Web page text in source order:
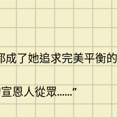
了她追求完美平衡
恩人從眾……”